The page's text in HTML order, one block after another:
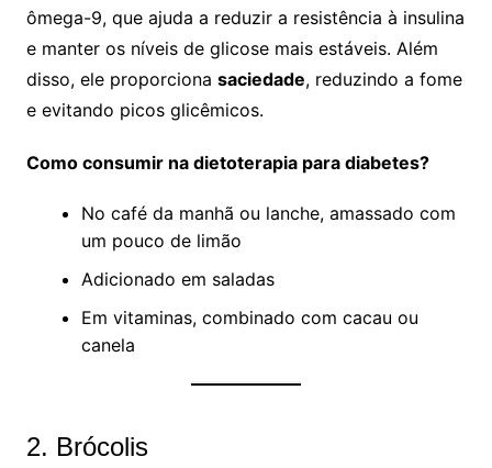
ômega-9, que ajuda a reduzir a resistência à insulina
e manter os níveis de glicose mais estáveis. Além
disso, ele proporciona saciedade, reduzindo a fome
e evitando picos glicêmicos.
Como consumir na dietoterapia para diabetes?
No café da manhã ou lanche, amassado com
um pouco de limão
Adicionado em saladas
Em vitaminas, combinado com cacau ou
canela
2. Brócolis